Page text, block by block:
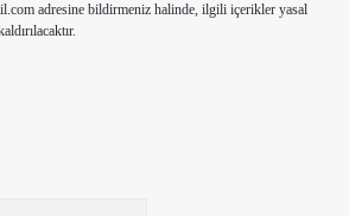
adresine bildirmeniz halinde, ilgili içerikler yasal